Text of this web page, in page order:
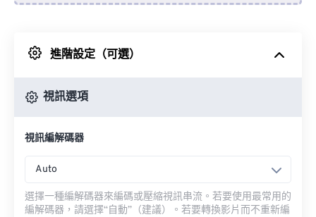
來自 Google 雲端硬碟
進階設定（可選）
視訊選項
視訊編解碼器
Auto
選擇一種編解碼器來編碼或壓縮視訊串流。若要使用最常用的
編解碼器，請選擇“自動”（建議）。若要轉換影片而不重新編